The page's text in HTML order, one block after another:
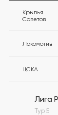
Крылья
Советов
Локомотив
ЦСКА
Лига
Тур 5